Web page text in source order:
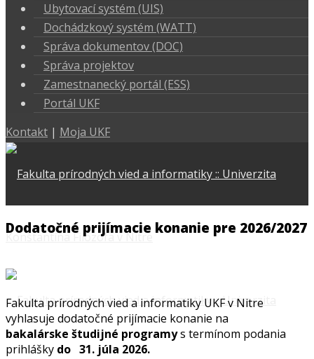
Ubytovací systém (UIS)
Dochádzkový systém (WATT)
Správa dokumentov (DOC)
Správa projektov
Zamestnanecký portál (ESS)
Portál UKF
Kontakt | Moja UKF
Dodatočné prijímacie konanie pre 2026/2027
Fakulta prírodných vied a informatiky UKF v Nitre
vyhlasuje dodatočné prijímacie konanie na
bakalárske študijné programys termínom podania
prihlášky do 31. júla 2026.